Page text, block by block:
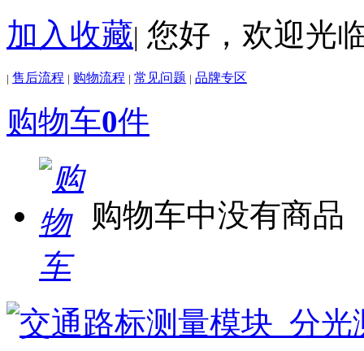
加入收藏| 您好，欢迎光
| 售后流程 | 购物流程 | 常见问题 | 品牌专区
购物车0件
购物车中没有商品